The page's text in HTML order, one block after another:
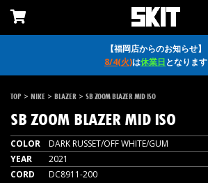
【福岡店からのお知らせ】
8/4(火)は休業日となります
TOP > NIKE > BLAZER > SB ZOOM BLAZER MID ISO
SB ZOOM BLAZER MID ISO
COLOR
DARK RUSSET/OFF WHITE/GUM
YEAR
2021
CORD
DC8911-200